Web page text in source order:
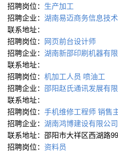
招聘岗位： 生产加工
招聘企业： 湖南易迈商务信息技
联系地址：
招聘岗位： 网页前台设计师
招聘企业： 湖南新邵印刷机器有
联系地址：
招聘岗位： 机加工人员 喷油工
招聘企业： 邵阳赵氏通讯发展有
联系地址：
招聘岗位： 手机维修工程师销售
招聘企业： 湖南鸿博建设有限公司
联系地址：邵阳市大祥区西湖路
招聘岗位： 资料员